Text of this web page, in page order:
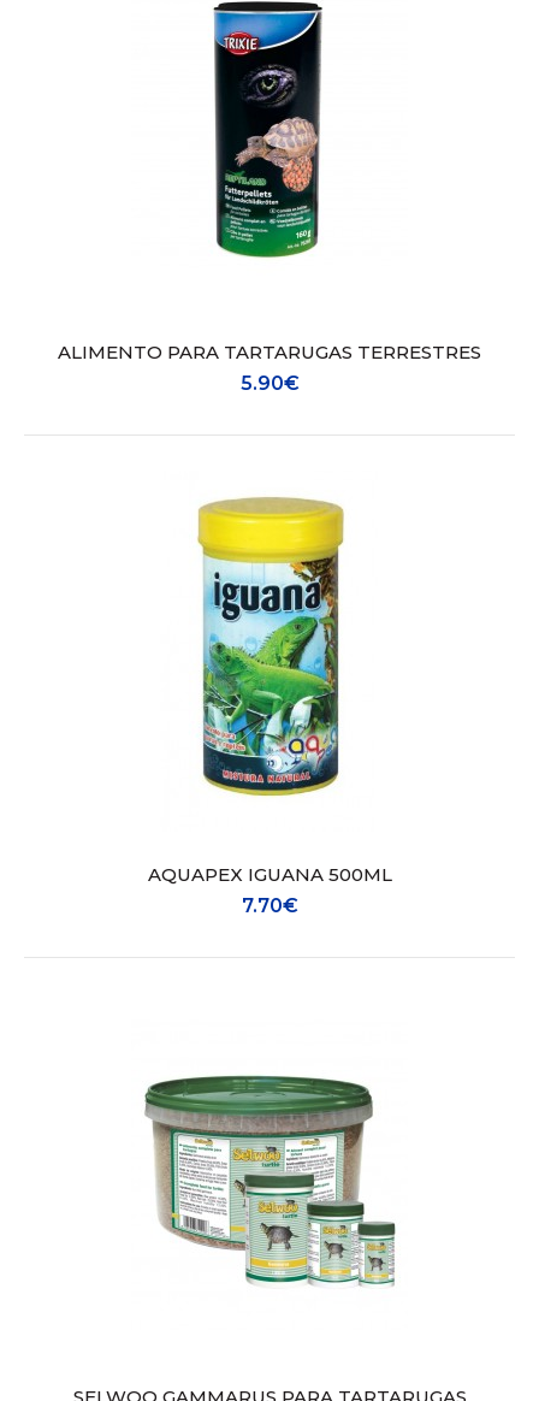
5.90€
- Alimento composto para alimentação base;- Para
tartarugas terrestres e outros répteis herbívoros;-
Fornecimento de vitaminas essenciais (A, B, C e D3),
bem como cálcio e fósforo;- Fortalece o sistema
imunitário e promove um crescimento saudável.Se
não encontra o que procura não hesite em
contactar-nos...
AQUAPEX IGUANA 500ML
ALIMENTO PARA TARTARUGAS TERRESTRES
5.90€
AQUAPEX IGUANA 500ML
7.70€